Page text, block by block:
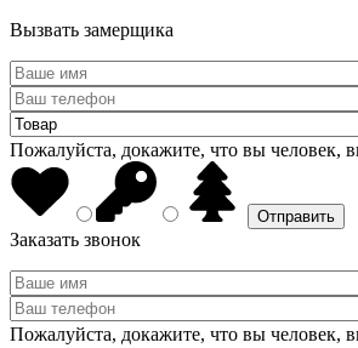
Вызвать замерщика
Пожалуйста, докажите, что вы человек,
Заказать звонок
Пожалуйста, докажите, что вы человек,